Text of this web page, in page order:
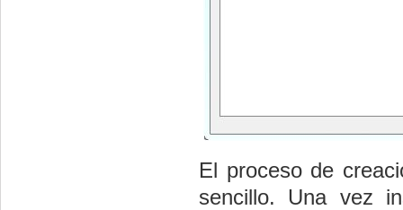
El proceso de
sencillo. Una vez